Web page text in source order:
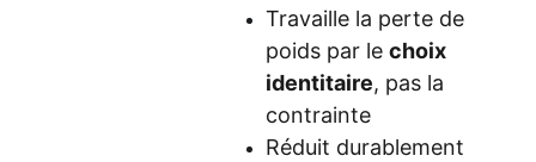
Travaille la perte de
poids par le choix
identitaire, pas la
contrainte
Réduit durablement